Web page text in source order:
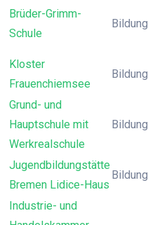
Brüder-Grimm-
Schule
Bildung
Kloster
Frauenchiemsee
Bildung
Grund- und
Hauptschule mit
Werkrealschule
Bildung
Jugendbildungstätte
Bremen Lidice-Haus
Bildung
Industrie- und